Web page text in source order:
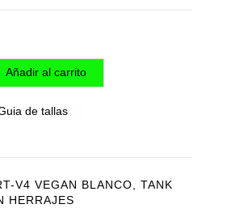
Añadir al carrito
de tallas
V4 VEGAN BLANCO, TANK
HERRAJES